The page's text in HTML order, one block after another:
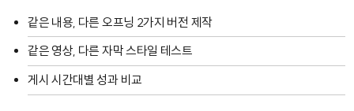
같은 내용, 다른 오프닝 2가지 버전 제작
같은 영상, 다른 자막 스타일 테스트
게시 시간대별 성과 비교